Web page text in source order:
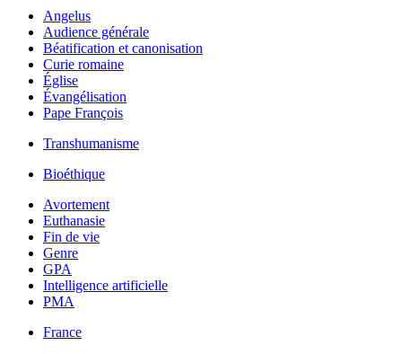
Angelus
Audience générale
Béatification et canonisation
Curie romaine
Église
Évangélisation
Pape François
Transhumanisme
Bioéthique
Avortement
Euthanasie
Fin de vie
Genre
GPA
Intelligence artificielle
PMA
France